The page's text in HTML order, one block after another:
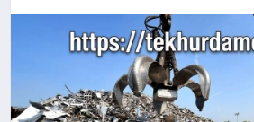
SIYASET